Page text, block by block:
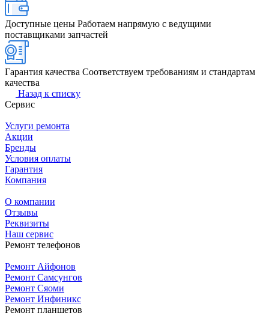
Доступные цены Работаем напрямую с ведущими
поставщиками запчастей
Гарантия качества Соответствуем требованиям и стандартам
качества
Назад к списку
Сервис
Услуги ремонта
Акции
Бренды
Условия оплаты
Гарантия
Компания
О компании
Отзывы
Реквизиты
Наш сервис
Ремонт телефонов
Ремонт Айфонов
Ремонт Самсунгов
Ремонт Сяоми
Ремонт Инфиникс
Ремонт планшетов